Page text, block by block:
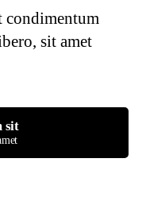
condimentum
sit amet
sit